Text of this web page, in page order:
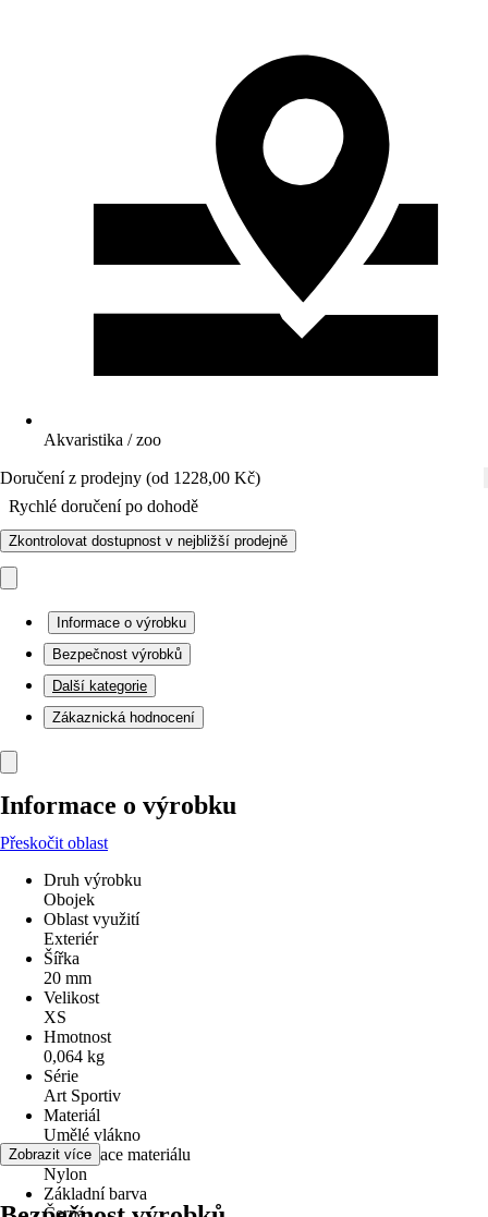
Akvaristika / zoo
Doručení z prodejny (od 1228,00 Kč)
Rychlé doručení po dohodě
Zkontrolovat dostupnost v nejbližší prodejně
Informace o výrobku
Bezpečnost výrobků
Další kategorie
Zákaznická hodnocení
Informace o výrobku
Přeskočit oblast
Druh výrobku
Obojek
Oblast využití
Exteriér
Šířka
20 mm
Velikost
XS
Hmotnost
0,064 kg
Série
Art Sportiv
Materiál
Umělé vlákno
Specifikace materiálu
Nylon
Základní barva
Černá
Zobrazit více